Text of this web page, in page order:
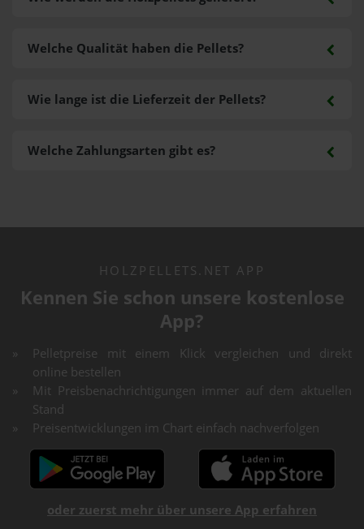
Welche Zahlungsarten gibt es?
Welche Qualität haben die Pellets?
Wie lange ist die Lieferzeit der Pellets?
HOLZPELLETS.NET APP
Kennen Sie schon unsere kostenlose
App?
Pelletpreise mit einem Klick vergleichen und direkt
online bestellen
Mit Preisbenachrichtigungen immer auf dem aktuellen
Stand
Preisentwicklungen im Chart einfach nachverfolgen
oder zuerst mehr über unsere App erfahren